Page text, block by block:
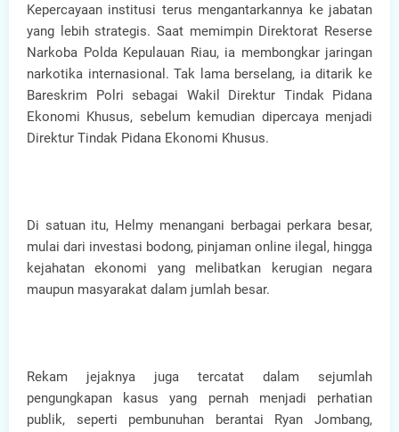
Kepercayaan institusi terus mengantarkannya ke jabatan
yang lebih strategis. Saat memimpin Direktorat Reserse
Narkoba Polda Kepulauan Riau, ia membongkar jaringan
narkotika internasional. Tak lama berselang, ia ditarik ke
Bareskrim Polri sebagai Wakil Direktur Tindak Pidana
Ekonomi Khusus, sebelum kemudian dipercaya menjadi
Direktur Tindak Pidana Ekonomi Khusus.
Di satuan itu, Helmy menangani berbagai perkara besar,
mulai dari investasi bodong, pinjaman online ilegal, hingga
kejahatan ekonomi yang melibatkan kerugian negara
maupun masyarakat dalam jumlah besar.
Rekam jejaknya juga tercatat dalam sejumlah
pengungkapan kasus yang pernah menjadi perhatian
publik, seperti pembunuhan berantai Ryan Jombang,